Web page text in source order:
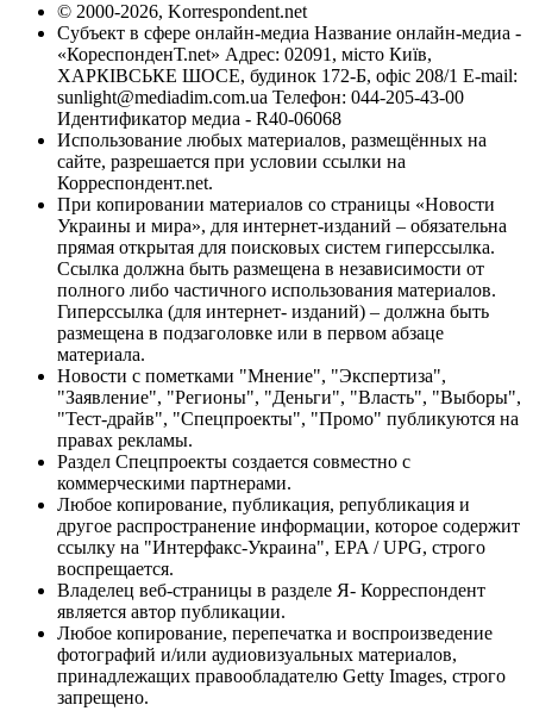
© 2000-2026, Korrespondent.net
Субъект в сфере онлайн-медиа Название онлайн-медиа -
«КореспонденТ.net» Адрес: 02091, місто Київ,
ХАРКІВСЬКЕ ШОСЕ, будинок 172-Б, офіс 208/1 E-mail:
sunlight@mediadim.com.ua Телефон: 044-205-43-00
Идентификатор медиа - R40-06068
Использование любых материалов, размещённых на
сайте, разрешается при условии ссылки на
Корреспондент.net.
При копировании материалов со страницы «Новости
Украины и мира», для интернет-изданий – обязательна
прямая открытая для поисковых систем гиперссылка.
Ссылка должна быть размещена в независимости от
полного либо частичного использования материалов.
Гиперссылка (для интернет- изданий) – должна быть
размещена в подзаголовке или в первом абзаце
материала.
Новости с пометками "Мнение", "Экспертиза",
"Заявление", "Регионы", "Деньги", "Власть", "Выборы",
"Тест-драйв", "Спецпроекты", "Промо" публикуются на
правах рекламы.
Раздел Спецпроекты создается совместно с
коммерческими партнерами.
Любое копирование, публикация, републикация и
другое распространение информации, которое содержит
ссылку на "Интерфакс-Украина", EPA / UPG, строго
воспрещается.
Владелец веб-страницы в разделе Я- Корреспондент
является автор публикации.
Любое копирование, перепечатка и воспроизведение
фотографий и/или аудиовизуальных материалов,
принадлежащих правообладателю Getty Images, строго
запрещено.